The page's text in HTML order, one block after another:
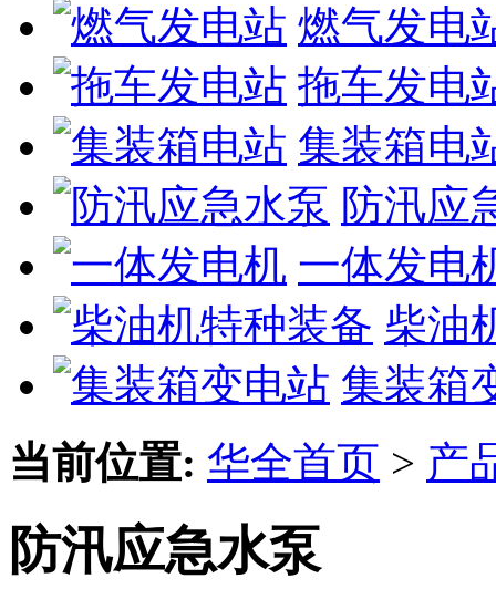
燃气发电
拖车发电
集装箱电
防汛应
一体发电
柴油
集装箱
当前位置: 华全首页 > 产
防汛应急水泵